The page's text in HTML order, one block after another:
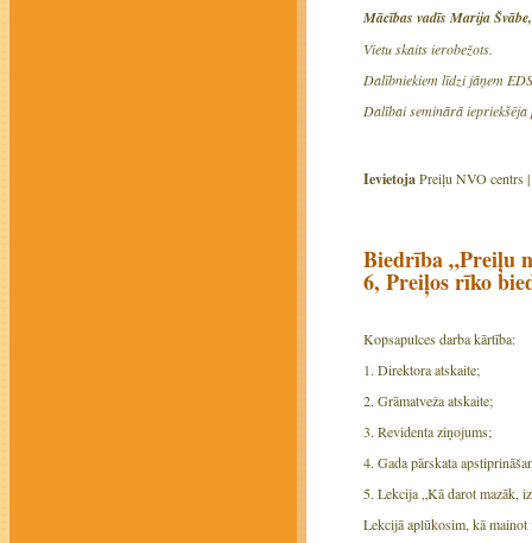
Mācības vadīs Marija
Vietu skaits ierobežots.
Dalībniekiem līdzi jāņem
Dalībai seminārā
IevietojaPreiļu NVO centrs |
Biedrība „Preiļu
6, Preiļos rīko
Kopsapulces darba kārtība:
1. Direktora atskaite;
2. Grāmatveža atskaite;
3. Revidenta ziņojums;
4. Gada pārskata
5. Lekcija „Kā darot mazāk,
Lekcijā aplūkosim, kā mainot